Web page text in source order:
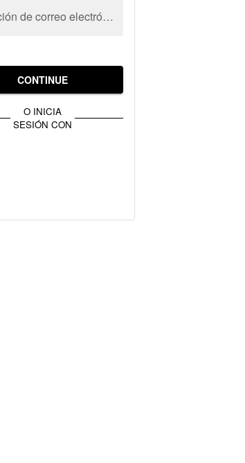
Dirección de correo electrónico
CONTINUE
O INICIA
SESIÓN CON